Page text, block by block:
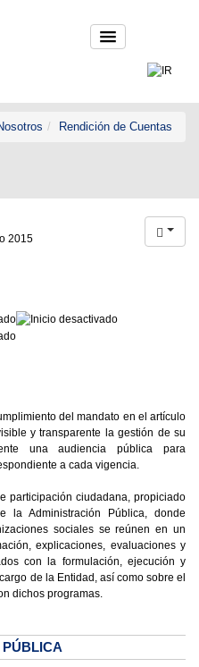
Rendición de Cuentas
2015
del mandato en el artículo
y transparente la gestión de su
una audiencia pública para
a cada vigencia.
participación ciudadana, propiciado
la Administración Pública, donde
sociales se reúnen en un
explicaciones, evaluaciones y
con la formulación, ejecución y
de la Entidad, así como sobre el
dichos programas.